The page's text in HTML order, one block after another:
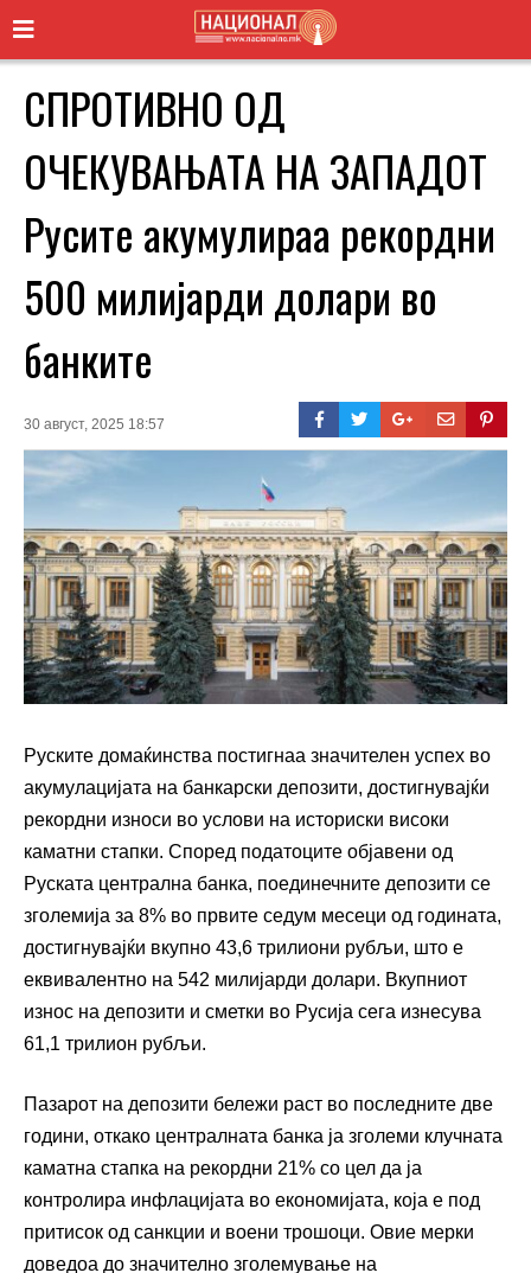
СПРОТИВНО ОД
ОЧЕКУВАЊАТА НА ЗАПАДОТ
Русите акумулираа рекордни
500 милијарди долари во
банките
30 август, 2025 18:57
Руските домаќинства постигнаа значителен успех во
акумулацијата на банкарски депозити, достигнувајќи
рекордни износи во услови на историски високи
каматни стапки. Според податоците објавени од
Руската централна банка, поединечните депозити се
зголемија за 8% во првите седум месеци од годината,
достигнувајќи вкупно 43,6 трилиони рубљи, што е
еквивалентно на 542 милијарди долари. Вкупниот
износ на депозити и сметки во Русија сега изнесува
61,1 трилион рубљи.
Пазарот на депозити бележи раст во последните две
години, откако централната банка ја зголеми клучната
каматна стапка на рекордни 21% со цел да ја
контролира инфлацијата во економијата, која е под
притисок од санкции и воени трошоци. Овие мерки
доведоа до значително зголемување на